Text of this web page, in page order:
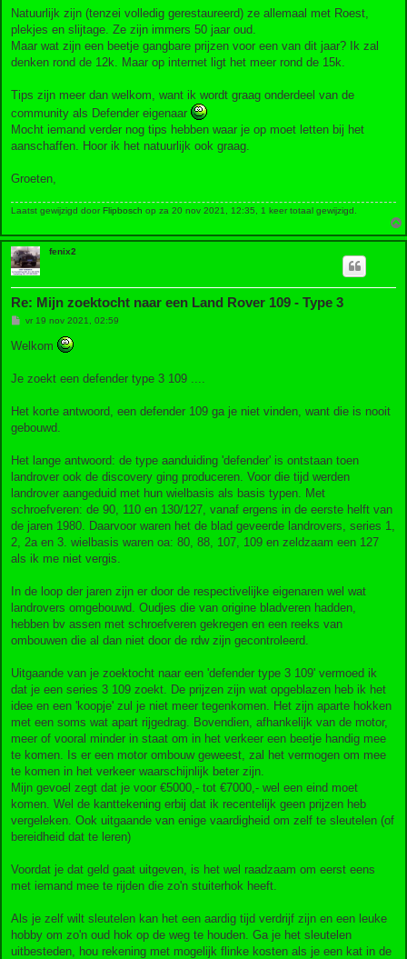
Natuurlijk zijn (tenzei volledig gerestaureerd) ze allemaal met Roest,
plekjes en slijtage. Ze zijn immers 50 jaar oud.
Maar wat zijn een beetje gangbare prijzen voor een van dit jaar? Ik zal
denken rond de 12k. Maar op internet ligt het meer rond de 15k.
Tips zijn meer dan welkom, want ik wordt graag onderdeel van de
community als Defender eigenaar
Mocht iemand verder nog tips hebben waar je op moet letten bij het
aanschaffen. Hoor ik het natuurlijk ook graag.
Groeten,
Laatst gewijzigd doorFlipbosch op za 20 nov 2021, 12:35, 1 keer totaal gewijzigd.
fenix2
Re: Mijn zoektocht naar een Land Rover 109 - Type 3
B
r
i
t
vr 19 nov 2021, 02:59
Welkom
Je zoekt een defender type 3 109 ....
Het korte antwoord, een defender 109 ga je niet vinden, want die is nooit
gebouwd.
Het lange antwoord: de type aanduiding 'defender' is ontstaan toen
landrover ook de discovery ging produceren. Voor die tijd werden
landrover aangeduid met hun wielbasis als basis typen. Met
schroefveren: de 90, 110 en 130/127, vanaf ergens in de eerste helft van
de jaren 1980. Daarvoor waren het de blad geveerde landrovers, series 1,
2, 2a en 3. wielbasis waren oa: 80, 88, 107, 109 en zeldzaam een 127
als ik me niet vergis.
In de loop der jaren zijn er door de respectivelijke eigenaren wel wat
landrovers omgebouwd. Oudjes die van origine bladveren hadden,
hebben bv assen met schroefveren gekregen en een reeks van
ombouwen die al dan niet door de rdw zijn gecontroleerd.
Uitgaande van je zoektocht naar een 'defender type 3 109' vermoed ik
dat je een series 3 109 zoekt. De prijzen zijn wat opgeblazen heb ik het
idee en een 'koopje' zul je niet meer tegenkomen. Het zijn aparte hokken
met een soms wat apart rijgedrag. Bovendien, afhankelijk van de motor,
meer of vooral minder in staat om in het verkeer een beetje handig mee
te komen. Is er een motor ombouw geweest, zal het vermogen om mee
te komen in het verkeer waarschijnlijk beter zijn.
Mijn gevoel zegt dat je voor €5000,- tot €7000,- wel een eind moet
komen. Wel de kanttekening erbij dat ik recentelijk geen prijzen heb
vergeleken. Ook uitgaande van enige vaardigheid om zelf te sleutelen (of
bereidheid dat te leren)
Voordat je dat geld gaat uitgeven, is het wel raadzaam om eerst eens
met iemand mee te rijden die zo'n stuiterhok heeft.
Als je zelf wilt sleutelen kan het een aardig tijd verdrijf zijn en een leuke
hobby om zo'n oud hok op de weg te houden. Ga je het sleutelen
uitbesteden, hou rekening met mogelijk flinke kosten als je een kat in de